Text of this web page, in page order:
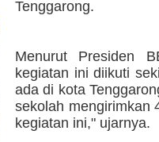
Tenggarong.
Menurut Presiden
kegiatan ini diikuti
ada di kota
sekolah mengirimkan
kegiatan ini," ujarnya.